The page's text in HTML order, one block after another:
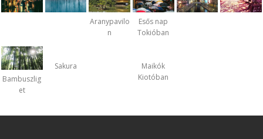
Aranypavilo
n
Esős nap
Tokióban
Bambuszlig
et
Sakura
Maikók
Kiotóban